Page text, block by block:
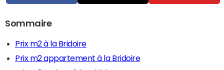
Sommaire
Prix m2 à la Bridoire
Prix m2 appartement à la Bridoire